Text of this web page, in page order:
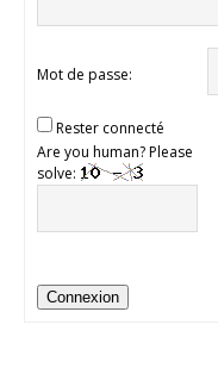
Mot de passe:
Rester connecté
Are you human? Please
solve:
Connexion